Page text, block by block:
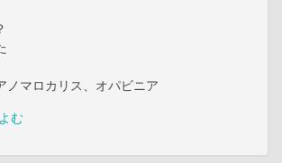
ノマロカリス、オパビニア
む